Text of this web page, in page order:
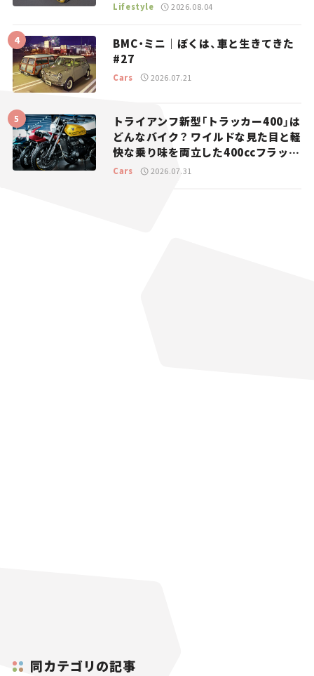
マとホビー】
Lifestyle 2026.08.04
BMC・ミニ｜ぼくは、車と生きてきた
#27
Cars 2026.07.21
トライアンフ新型「トラッカー400」は
どんなバイク？ ワイルドな見た目と軽
快な乗り味を両立した400ccフラット
トラッカー【試乗レビュー】
Cars 2026.07.31
同カテゴリの記事